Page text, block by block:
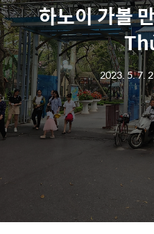
하노이 가볼
2023. 5. 7.